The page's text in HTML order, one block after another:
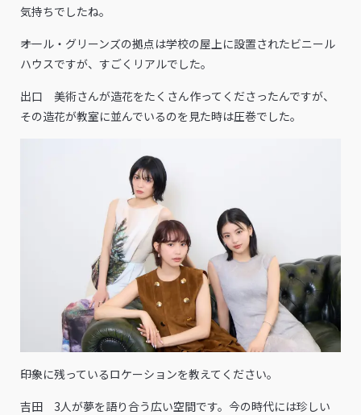
気持ちでしたね。
――オール・グリーンズの拠点は学校の屋上に設置されたビニール
ハウスですが、すごくリアルでした。
出口 美術さんが造花をたくさん作ってくださったんですが、
その造花が教室に並んでいるのを見た時は圧巻でした。
――印象に残っているロケーションを教えてください。
吉田 3人が夢を語り合う広い空間です。今の時代には珍しい